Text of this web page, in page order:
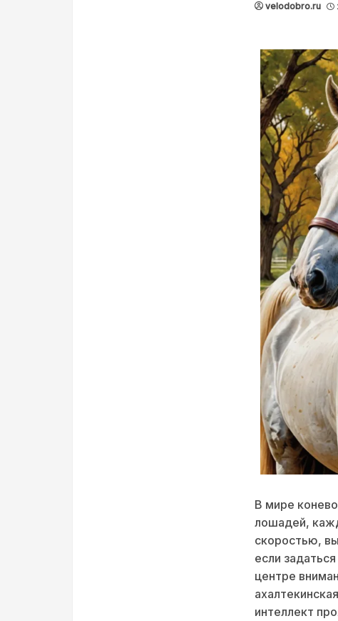
velodobro.ru
В мире
лошадей,
скоростью,
если
центре
интеллект